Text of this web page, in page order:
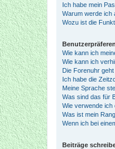
Ich habe mein
Warum werde ich
Wozu ist die
Wie kann ich
Wie kann ich
Die Forenuhr
Ich habe die
Meine Sprache
Was sind das für
Wie verwende ich
Was ist mein
Wenn ich bei
Beiträge